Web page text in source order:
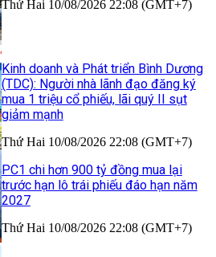
Thứ Hai 10/08/2026 22:08 (GMT+7)
Kinh doanh và Phát triển Bình Dương
(TDC): Người nhà lãnh đạo đăng ký
mua 1 triệu cổ phiếu, lãi quý II sụt
giảm mạnh
Thứ Hai 10/08/2026 22:08 (GMT+7)
PC1 chi hơn 900 tỷ đồng mua lại
trước hạn lô trái phiếu đáo hạn năm
2027
Thứ Hai 10/08/2026 22:08 (GMT+7)